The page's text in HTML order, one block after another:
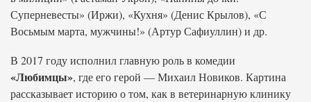
Суперневесты» (Иржи), «Кухня» (Денис Крылов), «С
Восьмым марта, мужчины!» (Артур Сафиуллин) и др.
В 2017 году исполнил главную роль в комедии
«Любимцы», где его герой — Михаил Новиков. Картина
рассказывает историю о том, как в ветеринарную клинику